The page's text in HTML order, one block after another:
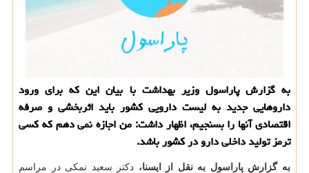
به گزارش پاراسول وزیر بهداشت با بیان این كه برای ورود
داروهایی جدید به لیست دارویی كشور باید اثربخشی و صرفه
اقتصادی آنها را بسنجیم، اظهار داشت: من اجازه نمی دهم كه كسی
ترمز تولید داخلی دارو در كشور باشد.
به گزارش پاراسول به نقل از ایسنا، دكتر سعید نمكی در مراسم